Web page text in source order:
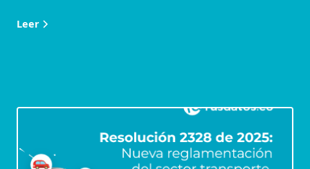
Leer